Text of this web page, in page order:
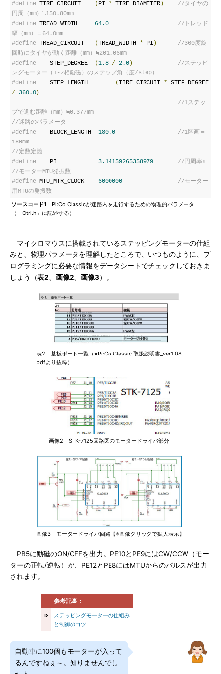
#define TIRE_CIRCUIT ( PI * TIRE_DIAMETER )
//タイヤの
円周（mm）≒150.80mm
#define TREAD_WIDTH 64.0
//トレッド
幅（mm）＝64.0mm
#define TREAD_CIRCUIT (TREAD_WIDTH * PI )
//360度旋
回時にタイヤが動く距離（mm）≒201.06mm
#define
    STEP_DEGREE
(1.8 / 2.0 )
//ステッピ
ングモーター（1-2相励磁）のステップ角（度/step）
#define
    STEP_LENGTH
(TIRE_CIRCUIT *
/
360.0 )
//1ステッ
プで進む距離（mm）≒0.377mm
//迷路のパラメータ
#define
    BLOCK_LENGTH
180.0
//1区画＝
180mm
//定数定義
#define
    PI
3.14159265358979
//円周率π
//モーターMTU発振数
#define MTU_MTR_CLOCK 6000000
//モーター
用MTUの発振数
ソースコード1 Pi:Co Classicが迷路内を走行するための物理的パラメータ
（「Ctrl.h」に記述する）
マイクロマウスに搭載されているステッピングモーターの仕組
みと、物理パラメータを理解したところで、いつものように、プ
ログラミングに必要な情報をデータシートでチェックしておきま
しょう（表2 画像2 画像3）。
表2 基板ポート一覧（※Pi:Co Classic 取扱説明書_ver1.08.
pdfより抜粋）
画像2 STK-7125回路図のモータードライバ部分
画像3 モータードライバ回路【※画像クリックで拡大表示】
PB5に励磁のON/OFFを出力。PE10とPE9にはCW/CCW（モー
ターの正転/逆転）が、PE12とPE8にはMTUからのパルスが出力
されます。
参考記事：
⇒
ステッピングモーターの仕組み
と制御のコツ
自動車に100個もモーターが入って
るんですねぇ～。知りませんでし